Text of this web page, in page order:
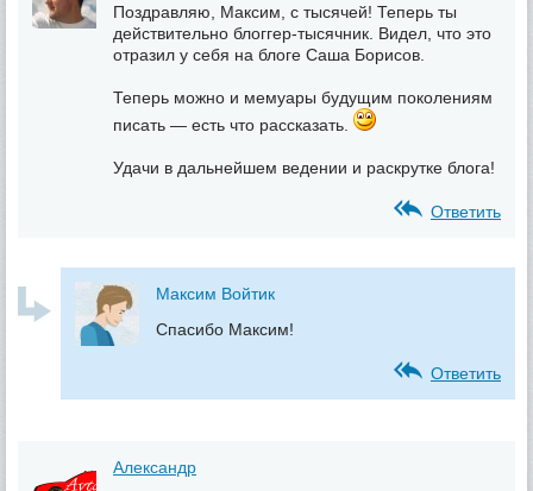
Поздравляю, Максим, с тысячей! Теперь ты
действительно блоггер-тысячник. Видел, что это
отразил у себя на блоге Саша Борисов.
Теперь можно и мемуары будущим поколениям
писать — есть что рассказать.
Удачи в дальнейшем ведении и раскрутке блога!
Ответить
Максим Войтик
Спасибо Максим!
Ответить
Александр